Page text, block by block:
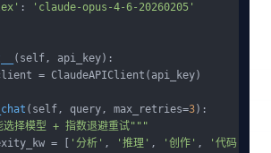
:
'claude-opus-4-6-20260205'
( self, api_key):
= ClaudeAPIClient(api_key)
( self, query, max_retries=3):
择模型 + 指数退避重试"""
= [
'分析' , '推理' , '创作' , '代码'